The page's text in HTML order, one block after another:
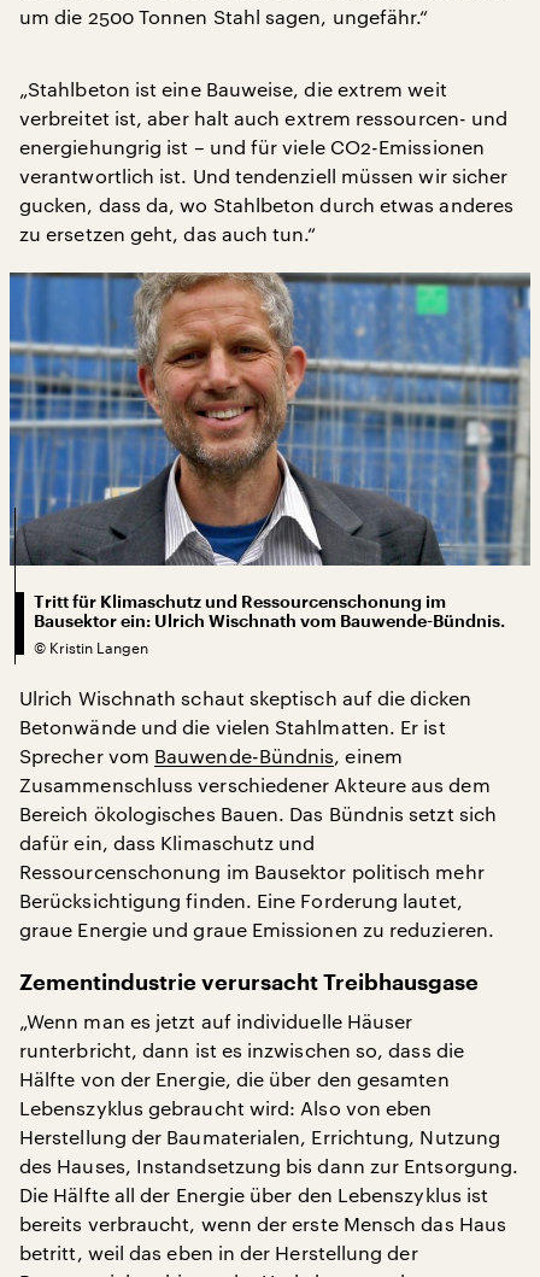
um die 2500 Tonnen Stahl sagen, ungefähr.“
„Stahlbeton ist eine Bauweise, die extrem weit
verbreitet ist, aber halt auch extrem ressourcen- und
energiehungrig ist – und für viele CO2-Emissionen
verantwortlich ist. Und tendenziell müssen wir sicher
gucken, dass da, wo Stahlbeton durch etwas anderes
zu ersetzen geht, das auch tun.“
Tritt für Klimaschutz und Ressourcenschonung im
Bausektor ein: Ulrich Wischnath vom Bauwende-Bündnis.
© Kristin Langen
Ulrich Wischnath schaut skeptisch auf die dicken
Betonwände und die vielen Stahlmatten. Er ist
Sprecher vom Bauwende-Bündnis, einem
Zusammenschluss verschiedener Akteure aus dem
Bereich ökologisches Bauen. Das Bündnis setzt sich
dafür ein, dass Klimaschutz und
Ressourcenschonung im Bausektor politisch mehr
Berücksichtigung finden. Eine Forderung lautet,
graue Energie und graue Emissionen zu reduzieren.
Zementindustrie verursacht Treibhausgase
„Wenn man es jetzt auf individuelle Häuser
runterbricht, dann ist es inzwischen so, dass die
Hälfte von der Energie, die über den gesamten
Lebenszyklus gebraucht wird: Also von eben
Herstellung der Baumaterialen, Errichtung, Nutzung
des Hauses, Instandsetzung bis dann zur Entsorgung.
Die Hälfte all der Energie über den Lebenszyklus ist
bereits verbraucht, wenn der erste Mensch das Haus
betritt, weil das eben in der Herstellung der